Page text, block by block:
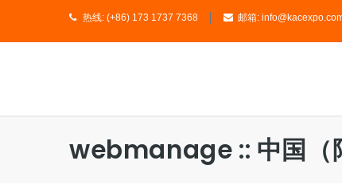
热线: (+86) 173 1737 7368 邮箱:
webmanage :: 中国（